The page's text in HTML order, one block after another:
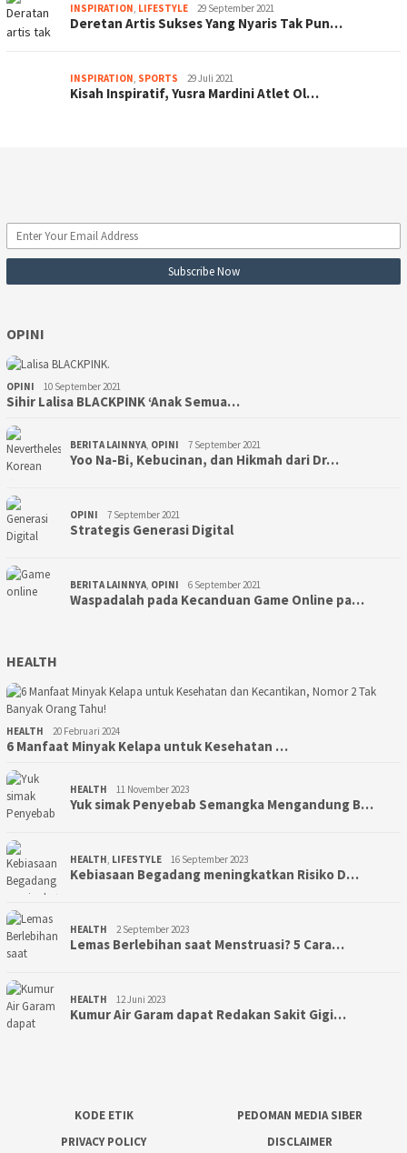
INSPIRATION, LIFESTYLE 29 September 2021
Deretan Artis Sukses Yang Nyaris Tak Pun…
INSPIRATION, SPORTS 29 Juli 2021
Kisah Inspiratif, Yusra Mardini Atlet Ol…
OPINI
OPINI 10 September 2021
Sihir Lalisa BLACKPINK ‘Anak Semua…
BERITA LAINNYA, OPINI 7 September 2021
Yoo Na-Bi, Kebucinan, dan Hikmah dari Dr…
OPINI 7 September 2021
Strategis Generasi Digital
BERITA LAINNYA, OPINI 6 September 2021
Waspadalah pada Kecanduan Game Online pa…
HEALTH
HEALTH 20 Februari 2024
6 Manfaat Minyak Kelapa untuk Kesehatan …
HEALTH 11 November 2023
Yuk simak Penyebab Semangka Mengandung B…
HEALTH, LIFESTYLE 16 September 2023
Kebiasaan Begadang meningkatkan Risiko D…
HEALTH 2 September 2023
Lemas Berlebihan saat Menstruasi? 5 Cara…
HEALTH 12 Juni 2023
Kumur Air Garam dapat Redakan Sakit Gigi…
KODE ETIK
PEDOMAN MEDIA SIBER
PRIVACY POLICY
DISCLAIMER